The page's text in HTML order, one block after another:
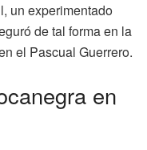
un experimentado
de tal forma en la
el Pascual Guerrero.
en